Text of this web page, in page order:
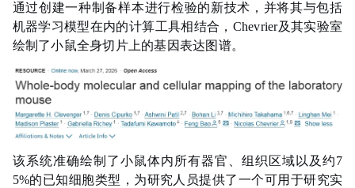
通过创建一种制备样本进行检验的新技术，并将其与包括
机器学习模型在内的计算工具相结合，Chevrier及其实验室
绘制了小鼠全身切片上的基因表达图谱。
该系统准确绘制了小鼠体内所有器官、组织区域以及约7
5%的已知细胞类型，为研究人员提供了一个可用于研究实